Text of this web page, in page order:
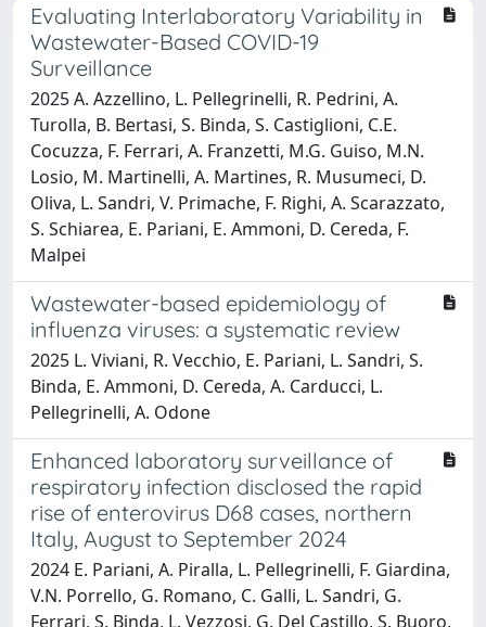
Evaluating Interlaboratory Variability in
Wastewater-Based COVID-19
Surveillance
2025 A. Azzellino, L. Pellegrinelli, R. Pedrini, A.
Turolla, B. Bertasi, S. Binda, S. Castiglioni, C.E.
Cocuzza, F. Ferrari, A. Franzetti, M.G. Guiso, M.N.
Losio, M. Martinelli, A. Martines, R. Musumeci, D.
Oliva, L. Sandri, V. Primache, F. Righi, A. Scarazzato,
S. Schiarea, E. Pariani, E. Ammoni, D. Cereda, F.
Malpei
Wastewater-based epidemiology of
influenza viruses: a systematic review
2025 L. Viviani, R. Vecchio, E. Pariani, L. Sandri, S.
Binda, E. Ammoni, D. Cereda, A. Carducci, L.
Pellegrinelli, A. Odone
Enhanced laboratory surveillance of
respiratory infection disclosed the rapid
rise of enterovirus D68 cases, northern
Italy, August to September 2024
2024 E. Pariani, A. Piralla, L. Pellegrinelli, F. Giardina,
V.N. Porrello, G. Romano, C. Galli, L. Sandri, G.
Ferrari, S. Binda, L. Vezzosi, G. Del Castillo, S. Buoro,